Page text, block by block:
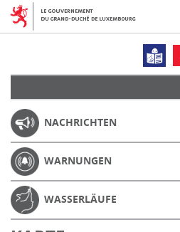
NACHRICHTEN
WARNUNGEN
WASSERLÄUFE